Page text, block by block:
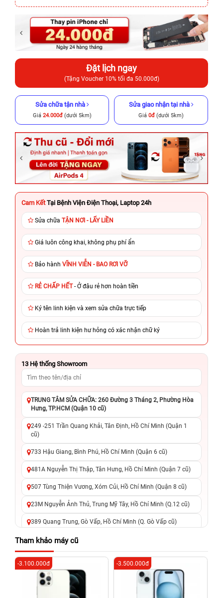
Đặt lịch ngay
(Tặng Voucher 10% tối đa 50.000đ)
Sửa chữa tận nhà
Giá 24.000đ(dưới 5km)
Sửa giao nhận tại nhà
Giá 0đ (dưới 5km)
Cam Kết Tại Bệnh Viện Điện Thoại, Laptop 24h
Sửa chữa TẬN NƠI - LẤY LIỀN
Giá luôn công khai, không phụ phí ẩn
Bảo hành VĨNH VIỄN - BAO RƠI VỠ
RẺ CHẤP HẾT- Ở đâu rẻ hơn hoàn tiền
Ký tên linh kiện và xem sửa chữa trực tiếp
Hoàn trả linh kiện hư hỏng có xác nhận chữ ký
13 Hệ thống Showroom
TRUNG TÂM SỬA CHỮA: 260 Đường 3 Tháng 2, Phường Hòa
Hưng, TP.HCM (Quận 10 cũ)
249 -251 Trần Quang Khải, Tân Định, Hồ Chí Minh (Quận 1
cũ)
733 Hậu Giang, Bình Phú, Hồ Chí Minh (Quận 6 cũ)
481A Nguyễn Thị Thập, Tân Hưng, Hồ Chí Minh (Quận 7 cũ)
507 Tùng Thiện Vương, Xóm Củi, Hồ Chí Minh (Quận 8 cũ)
23M Nguyễn Ảnh Thủ, Trung Mỹ Tây, Hồ Chí Minh (Q.12 cũ)
389 Quang Trung, Gò Vấp, Hồ Chí Minh (Q. Gò Vấp cũ)
625 - 625A Âu Cơ, Tân Phú, Hồ Chí Minh (Quận Tân Phú cũ)
326 Lê Văn Việt, Tăng Nhơn Phú, Hồ Chí Minh (Q.9 TP. Thủ
Đức cũ)
256 Võ Văn Ngân, Thủ Đức, Hồ Chí Minh (Bình Thọ, TP. Thủ
Tham khảo máy cũ
-3.100.000đ -3.500.000đ